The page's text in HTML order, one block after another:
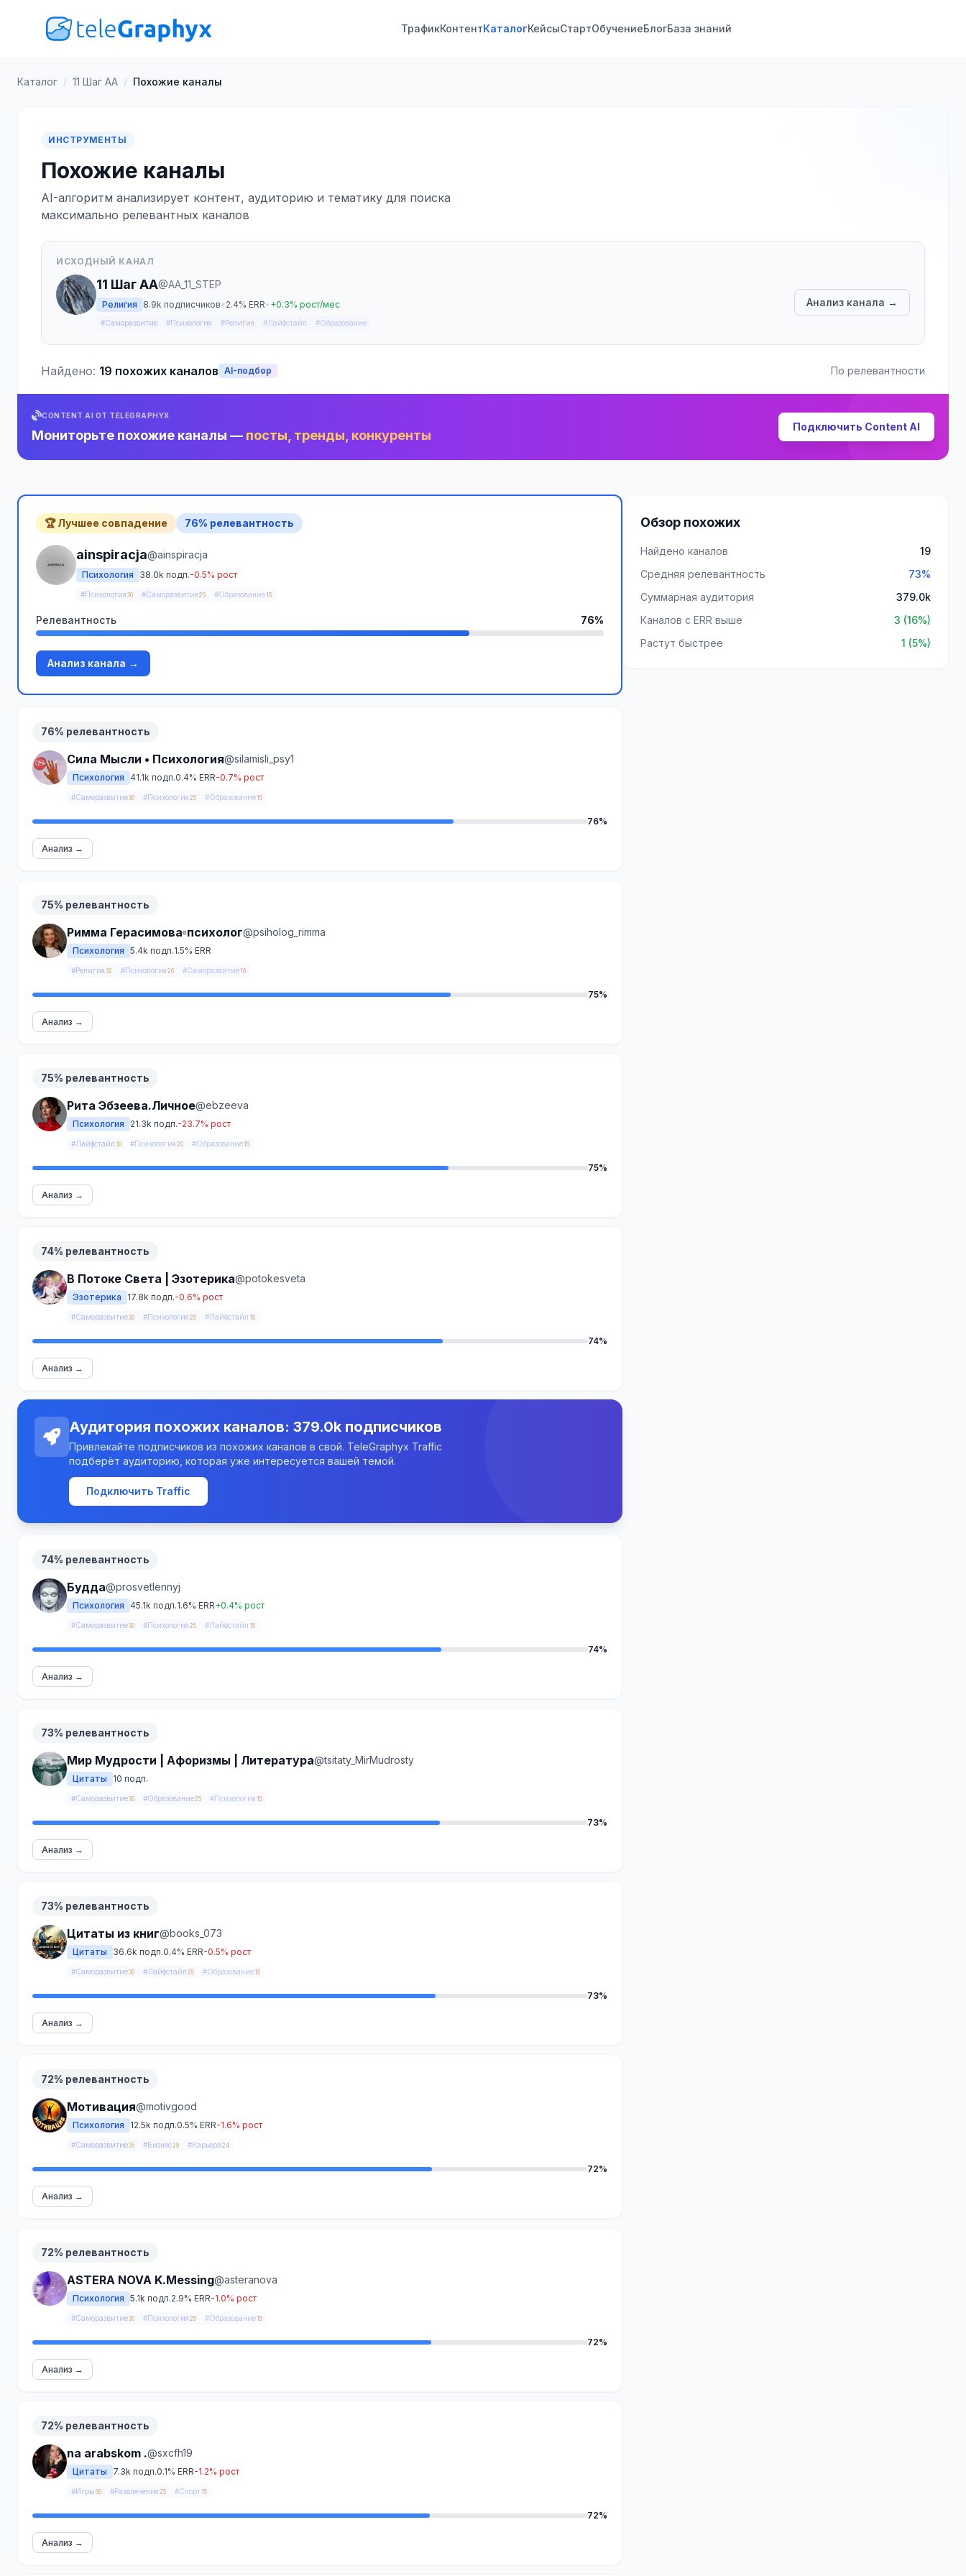
ТрафикКонтентКаталогКейсыСтартОбучениеБлогБаза знаний
Каталог / 11 Шаг АА / Похожие каналы
ИНСТРУМЕНТЫ
Похожие каналы
AI-алгоритм анализирует контент, аудиторию и тематику для поиска
максимально релевантных каналов
ИСХОДНЫЙ КАНАЛ
11 Шаг АА@AA_11_STEP
Религия 8.9k подписчиков• 2.4% ERR• +0.3% рост/мес
#Саморазвитие #Психология #Религия #Лайфстайл #Образование
Анализ канала →
Найдено: 19 похожих каналов AI-подбор По релевантности
CONTENT AI ОТ TELEGRAPHYX
Мониторьте похожие каналы — посты, тренды, конкуренты
Подключить Content AI
🏆 Лучшее совпадение 76% релевантность
ainspiracja@ainspiracja
Психология 38.0k подп.-0.5% рост
#Психология 30 #Саморазвитие25 #Образование15
Релевантность 76%
Анализ канала →
76% релевантность
Сила Мысли • Психология@silamisli_psy1
Психология 41.1k подп.0.4% ERR-0.7% рост
#Саморазвитие30 #Психология 25 #Образование15
76%
Анализ →
75% релевантность
Римма Герасимова▫️психолог@psiholog_rimma
Психология 5.4k подп.1.5% ERR
#Религия 32 #Психология 26 #Саморазвитие16
75%
Анализ →
75% релевантность
Рита Эбзеева.Личное@ebzeeva
Психология 21.3k подп.-23.7% рост
#Лайфстайл 30 #Психология 20 #Образование15
75%
Анализ →
74% релевантность
В Потоке Света | Эзотерика@potokesveta
Эзотерика 17.8k подп.-0.6% рост
#Саморазвитие30 #Психология 25 #Лайфстайл 15
74%
Анализ →
Аудитория похожих каналов: 379.0k подписчиков
Привлекайте подписчиков из похожих каналов в свой. TeleGraphyx Traffic
подберёт аудиторию, которая уже интересуется вашей темой.
Подключить Traffic
74% релевантность
Будда@prosvetlennyj
Психология 45.1k подп.1.6% ERR+0.4% рост
#Саморазвитие30 #Психология 25 #Лайфстайл 15
74%
Анализ →
73% релевантность
Мир Мудрости | Афоризмы | Литература@tsitaty_MirMudrosty
Цитаты 10 подп.
#Саморазвитие30 #Образование25 #Психология 15
73%
Анализ →
73% релевантность
Цитаты из книг@books_073
Цитаты 36.6k подп.0.4% ERR-0.5% рост
#Саморазвитие30 #Лайфстайл 25 #Образование15
73%
Анализ →
72% релевантность
Мотивация@motivgood
Психология 12.5k подп.0.5% ERR-1.6% рост
#Саморазвитие35 #Бизнес29 #Карьера 24
72%
Анализ →
72% релевантность
ASTERA NOVA K.Messing@asteranova
Психология 5.1k подп.2.9% ERR-1.0% рост
#Саморазвитие30 #Психология 25 #Образование15
72%
Анализ →
72% релевантность
na arabskom .@sxcfh19
Цитаты 7.3k подп.0.1% ERR-1.2% рост
#Игры 30 #Развлечения 25 #Спорт15
72%
Анализ →
Обзор похожих
Найдено каналов
19
Средняя релевантность
73%
Суммарная аудитория
379.0k
Каналов с ERR выше
3 (16%)
Растут быстрее
1 (5%)